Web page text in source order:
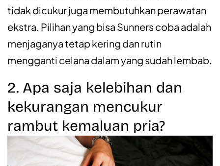
tidak dicukur juga membutuhkan perawatan
ekstra. Pilihan yang bisa Sunners coba adalah
menjaganya tetap kering dan rutin
mengganti celana dalam yang sudah lembab.
2. Apa saja kelebihan dan
kekurangan mencukur
rambut kemaluan pria?